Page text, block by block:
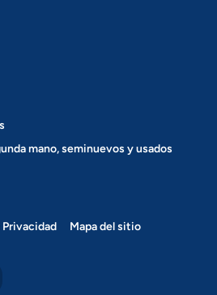
mano, seminuevos y usados
Mapa del sitio